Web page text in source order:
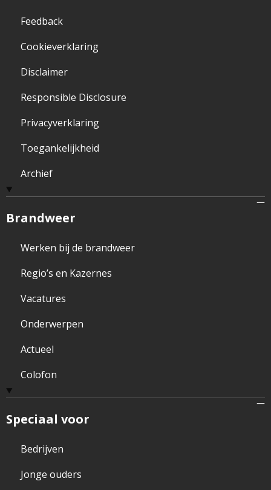
Feedback
Cookieverklaring
Disclaimer
Responsible Disclosure
Privacyverklaring
Toegankelijkheid
Archief
Brandweer
Werken bij de brandweer
Regio’s en Kazernes
Vacatures
Onderwerpen
Actueel
Colofon
Speciaal voor
Bedrijven
Jonge ouders